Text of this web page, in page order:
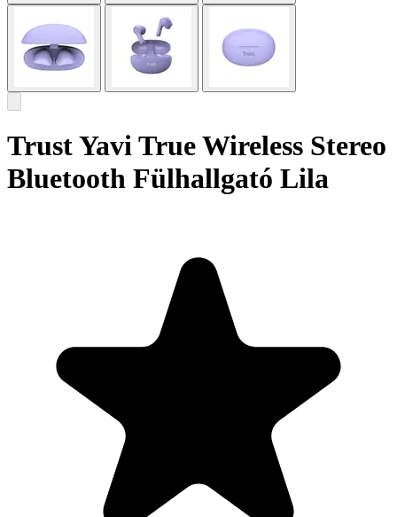
Trust Yavi True Wireless Stereo
Bluetooth Fülhallgató Lila